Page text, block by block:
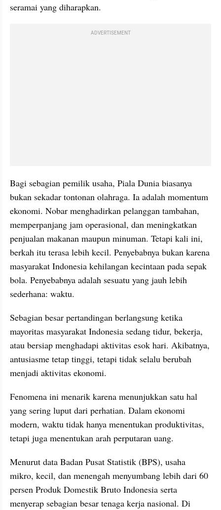
seramai yang diharapkan.
ADVERTISEMENT
Bagi sebagian pemilik usaha, Piala Dunia biasanya
bukan sekadar tontonan olahraga. Ia adalah momentum
ekonomi. Nobar menghadirkan pelanggan tambahan,
memperpanjang jam operasional, dan meningkatkan
penjualan makanan maupun minuman. Tetapi kali ini,
berkah itu terasa lebih kecil. Penyebabnya bukan karena
masyarakat Indonesia kehilangan kecintaan pada sepak
bola. Penyebabnya adalah sesuatu yang jauh lebih
sederhana: waktu.
Sebagian besar pertandingan berlangsung ketika
mayoritas masyarakat Indonesia sedang tidur, bekerja,
atau bersiap menghadapi aktivitas esok hari. Akibatnya,
antusiasme tetap tinggi, tetapi tidak selalu berubah
menjadi aktivitas ekonomi.
Fenomena ini menarik karena menunjukkan satu hal
yang sering luput dari perhatian. Dalam ekonomi
modern, waktu tidak hanya menentukan produktivitas,
tetapi juga menentukan arah perputaran uang.
Menurut data Badan Pusat Statistik (BPS), usaha
mikro, kecil, dan menengah menyumbang lebih dari 60
persen Produk Domestik Bruto Indonesia serta
menyerap sebagian besar tenaga kerja nasional. Di